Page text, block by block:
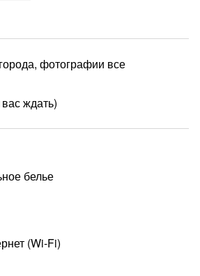
фотографии все
ждать)
белье
(Wi‑Fi)